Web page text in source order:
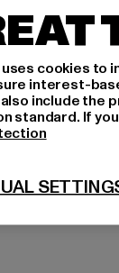
cookies to
interest-
include the
standard. If